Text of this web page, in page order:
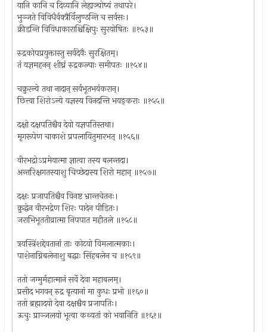
यानि कानि च दिव्यानि लेह्यञ्चोष्यं तथापरे।
भुञ्जते विविधैर्वक्त्रैर्विलुण्ठन्ति च सर्वसः।
क्रीडन्ति विविधाकाराश्चिक्षिपुः सुरयोषितः ॥१५३॥
रुद्रकोपप्रयुक्तास्तु सर्वदेवैः सुरक्षितम्।
तं यज्ञमहनन् शीघ्रं रुद्रकल्पाः समीपतः ॥१५४॥
चक्रुरन्ये तथा नादान् सर्वभूतभयंकरान्।
छित्त्वा शिरोऽन्ये यज्ञस्य विनदन्ति भयङ्कराः ॥१५५॥
दक्षो दक्षपतिश्चैव देवो यज्ञपतिस्तथा।
मृगरूपेण चाकाशे प्रपलायितुमारभत् ॥१५६॥
वीरभद्रोऽप्रमेयात्मा ज्ञात्वा तस्य बलन्तदा।
अन्तरिक्षगतस्याशु चिच्छेदास्य शिरो महान् ॥१५७॥
दक्षः प्रजापतिश्चैव विनष्ट भ्रान्तचेतनः।
क्रुद्धेन वीरभद्रेण शिरः पादेन पीडितः।
जराभिभूततीव्रात्मा निपपात महीतले ॥१५८॥
त्रयस्त्रिंशद्देवतानां ताः कोटयो विमलात्मकाः।
पाशेनाग्निबलेनाशु बद्धाः सिंहबलेन च ॥१५९॥
ततो जग्मुर्महात्मानं सर्वे देवा महाबलम्।
प्रसीद भगवन् रुद्र बृत्यानां मा कुधः प्रभो ॥१६०॥
ततो ब्रह्मादयो देवा दक्षश्चैव प्रजापतिः।
ऊचुः प्राञ्जलयो भूत्वा कथ्यतां को भवानिति ॥१६१॥